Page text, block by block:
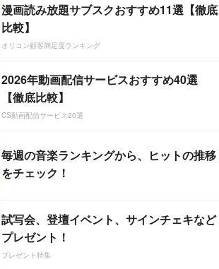
漫画読み放題サブスクおすすめ11選【徹底
比較】
オリコン顧客満足度ランキング
2026年動画配信サービスおすすめ40選
【徹底比較】
CS動画配信サービス20選
毎週の音楽ランキングから、ヒットの推移
をチェック！
試写会、登壇イベント、サインチェキなど
プレゼント！
プレゼント特集